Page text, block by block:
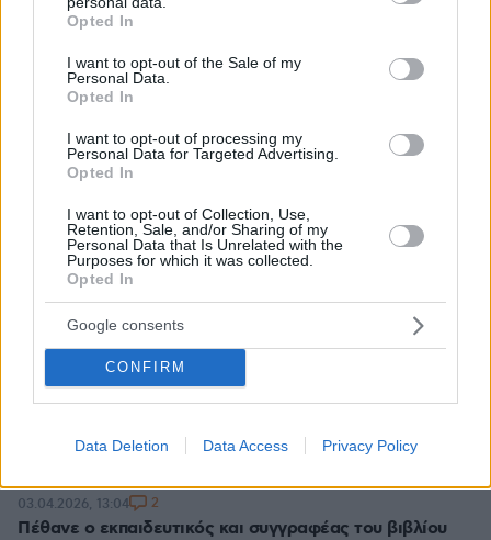
grant or deny consent to Google and its third-party tags to
use your data for below specified purposes in below Google
consent section.
Opted In
I want to opt-out of the Sale of my
Personal Data.
Opted In
I want to opt-out of processing my
Personal Data for Targeted Advertising.
Opted In
I want to opt-out of Collection, Use,
Retention, Sale, and/or Sharing of my
Personal Data that Is Unrelated with the
Purposes for which it was collected.
Opted In
Google consents
CONFIRM
Data Deletion Data Access Privacy Policy
Πέθανε ο εκπαιδευτικός και συγγραφέας του βιβλίου
03.04.2026, 13:04 2